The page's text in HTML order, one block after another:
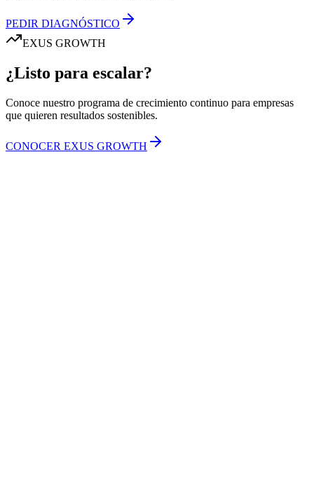
PEDIR DIAGNÓSTICO
EXUS GROWTH
¿Listo para escalar?
Conoce nuestro programa de crecimiento continuo para empresas
que quieren resultados sostenibles.
CONOCER EXUS GROWTH